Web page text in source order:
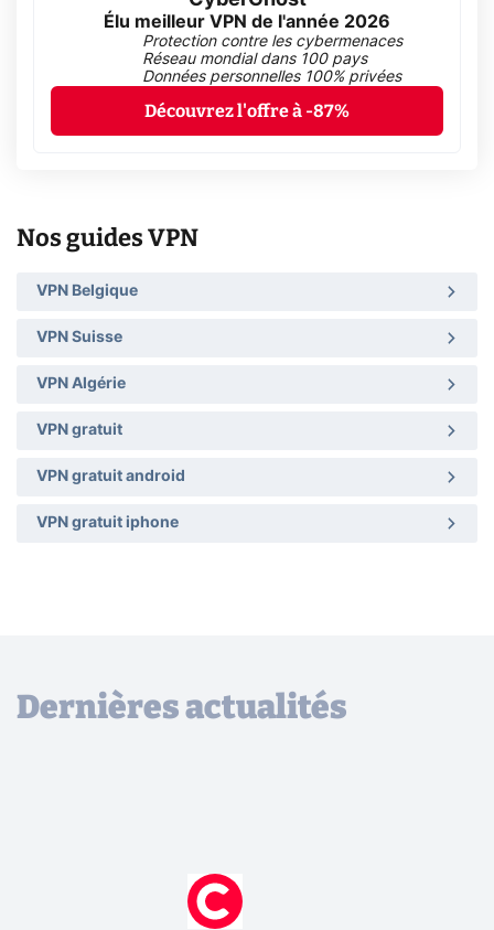
Élu meilleur VPN de l'année 2026
Protection contre les cybermenaces
Réseau mondial dans 100 pays
Données personnelles 100% privées
Découvrez l'offre à -87%
Nos guides VPN
VPN Belgique
VPN Suisse
VPN Algérie
VPN gratuit
VPN gratuit android
VPN gratuit iphone
Dernières actualités